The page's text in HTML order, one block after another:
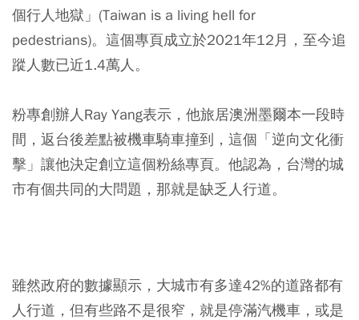
個行人地獄」(Taiwan is a living hell for
pedestrians)。這個專頁成立於2021年12月，至今追
蹤人數已近1.4萬人。
粉專創辦人Ray Yang表示，他旅居澳洲墨爾本一段時
間，返台後差點被機車騎車撞到，這個「逆向文化衝
擊」讓他決定創立這個粉絲專頁。他認為，台灣的城
市有個共同的大問題，那就是缺乏人行道。
雖然政府的數據顯示，大城市有多達42%的道路都有
人行道，但有些路不是很窄，就是停滿汽機車，或是